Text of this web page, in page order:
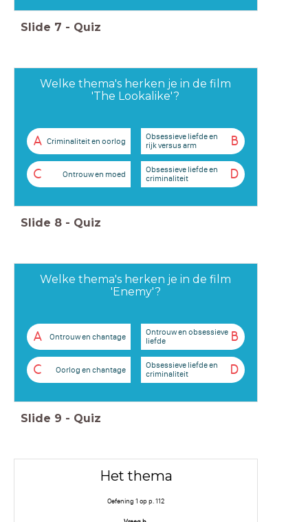
Slide 7 - Quiz
Welke thema's herken je in de film
'The Lookalike'?
A Criminaliteit en oorlog B
Obsessieve liefde en
rijk versus arm
C Ontrouw en moed D
Obsessieve liefde en
criminaliteit
Slide 8 - Quiz
Welke thema's herken je in de film
'Enemy'?
A Ontrouw en chantage B
Ontrouw en obsessieve
liefde
C Oorlog en chantage D
Obsessieve liefde en
criminaliteit
Slide 9 - Quiz
Het thema
Oefening 1 op p. 112